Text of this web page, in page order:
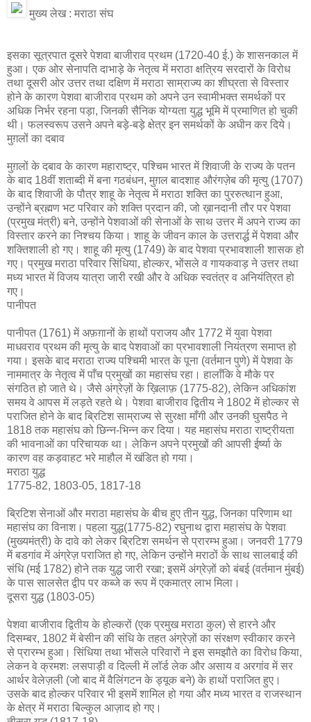
मुख्य लेख : मराठा संघ
इसका सूत्रपात दूसरे पेशवा बाजीराव प्रथम (1720-40 ई.) के शासनकाल में
हुआ। एक ओर सेनापति दाभाड़े के नेतृत्व में मराठा क्षत्रिय सरदारों के विरोध
तथा दूसरी ओर उत्तर तथा दक्षिण में मराठा साम्राज्य का शीघ्रता से विस्तार
होने के कारण पेशवा बाजीराव प्रथम को अपने उन स्वामीभक्त समर्थकों पर
अधिक निर्भर रहना पड़ा, जिनकी सैनिक योग्यता युद्ध भूमि में प्रमाणित हो चुकी
थी। फलस्वरूप उसने अपने बड़े-बड़े क्षेत्र इन समर्थकों के अधीन कर दिये।
मुग़लों का दबाव
मुग़लों के दबाव के कारण महाराष्ट्र, पश्चिम भारत में शिवाजी के राज्य के पतन
के बाद 18वीं शताब्दी में बना गठबंधन, मुग़ल बादशाह औरंगज़ेब की मृत्यु (1707)
के बाद शिवाजी के पौत्र शाहू के नेतृत्व में मराठा शक्ति का पुररुत्थान हुआ,
उन्होंने ब्रह्मण भट परिवार को शक्ति प्रदान की, जो ख़ानदानी तौर पर पेशवा
(प्रमुख मंत्री) बने, उन्होंने पेशवाओं की सेनाओं के साथ उत्तर में अपने राज्य का
विस्तार करने का निश्चय किया। शाहू के जीवन काल के उत्तरार्द्ध में पेशवा और
शक्तिशाली हो गए। शाहू की मृत्यु (1749) के बाद पेशवा प्रभावशाली शासक हो
गए। प्रमुख मराठा परिवार सिंधिया, होल्कर, भोंसले व गायकवाड़ ने उत्तर तथा
मध्य भारत में विजय यात्रा जारी रखी और वे अधिक स्वतंत्र व अनियंत्रित हो
गए।
पानीपत
पानीपत (1761) में अफ़ग़ानों के हाथों पराजय और 1772 में युवा पेशवा
माधवराव प्रथम की मृत्यु के बाद पेशवाओं का प्रभावशाली नियंत्रण समाप्त हो
गया। इसके बाद मराठा राज्य पश्चिमी भारत के पूना (वर्तमान पुणे) में पेशवा के
नाममात्र के नेतृत्व में पाँच प्रमुखों का महासंघ रहा। हालाँकि वे मौके पर
संगठित हो जाते थे। जैसे अंग्रेज़ों के ख़िलाफ़ (1775-82), लेकिन अधिकांश
समय वे आपस में लड़ते रहते थे। पेशवा बाजीराव द्वितीय ने 1802 में होल्कर से
पराजित होने के बाद ब्रिटिश साम्राज्य से सुरक्षा माँगी और उनकी घुसपैठ ने
1818 तक महासंघ को छिन्न-भिन्न कर दिया। यह महासंघ मराठा राष्ट्रीयता
की भावनाओं का परिचायक था। लेकिन अपने प्रमुखों की आपसी ईर्ष्या के
कारण वह कड़वाहट भरे माहौल में खंडित हो गया।
मराठा युद्ध
1775-82, 1803-05, 1817-18
ब्रिटिश सेनाओं और मराठा महासंघ के बीच हुए तीन युद्ध, जिनका परिणाम था
महासंघ का विनाश। पहला युद्ध(1775-82) रघुनाथ द्वारा महासंघ के पेशवा
(मुख्यमंत्री) के दावे को लेकर ब्रिटिश समर्थन से प्रारम्भ हुआ। जनवरी 1779
में बडगांव में अंग्रेज़ पराजित हो गए, लेकिन उन्होंने मराठों के साथ सालबाई की
संधि (मई 1782) होने तक युद्ध जारी रखा; इसमें अंग्रेज़ों को बंबई (वर्तमान मुंबई)
के पास सालसेत द्वीप पर कब्जे क रूप में एकमात्र लाभ मिला।
दूसरा युद्ध (1803-05)
पेशवा बाजीराव द्वितीय के होल्करों (एक प्रमुख मराठा कुल) से हारने और
दिसम्बर, 1802 में बेसीन की संधि के तहत अंग्रेज़ों का संरक्षण स्वीकार करने
से प्रारम्भ हुआ। सिंधिया तथा भोंसले परिवारों ने इस समझौते का विरोध किया,
लेकन वे क्रमशः लसपाड़ी व दिल्ली में लॉर्ड लेक और असाय व अरगांव में सर
आर्थर वेलेज़ली (जो बाद में वैलिंगटन के ड्यूक बने) के हाथों पराजित हुए।
उसके बाद होल्कर परिवार भी इसमें शामिल हो गया और मध्य भारत व राजस्थान
के क्षेत्र में मराठा बिल्कुल आज़ाद हो गए।